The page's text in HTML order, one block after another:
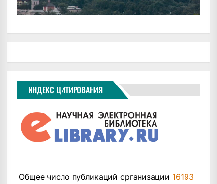
ИНДЕКС ЦИТИРОВАНИЯ
Общее число публикаций организации 16193